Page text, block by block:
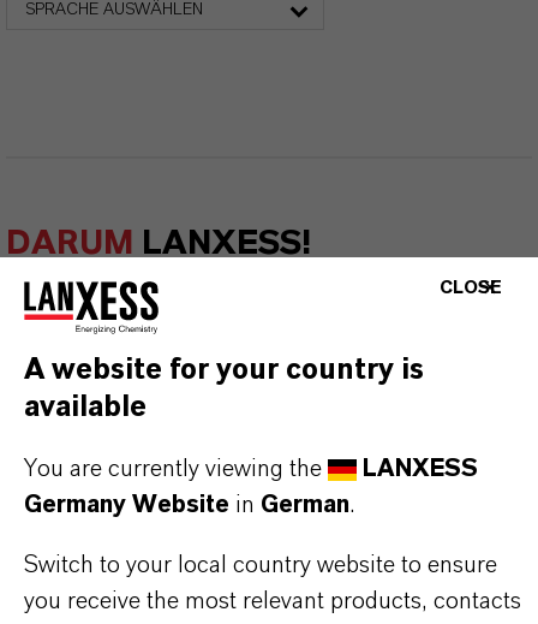
SPRACHE AUSWÄHLEN
DARUM LANXESS!
Als führendes Spezialchemieunternehmen bieten
stehen für Zuverlässigkeit, Innovationskraft und
partnerschaftliches Denken. Im Mittelpunkt
unseres Handelns stehen jedoch Sie: unsere
Kunden. Unsere Kunden profitieren von
und einem tiefen Verständnis ihrer Märkte. Hier
finden Sie gleich elf überzeugende Gründe, warum
CLOSE
A website for your country is
available
You are currently viewing the
LANXESS
Germany Website in German.
Switch to your local country website to ensure
you receive the most relevant products, contacts